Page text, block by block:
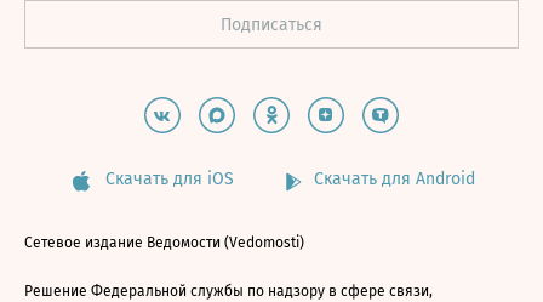
Скачать для iOS Скачать для Android
Сетевое издание Ведомости (Vedomosti)
Решение Федеральной службы по надзору в сфере связи,